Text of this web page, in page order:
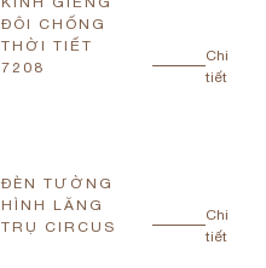
ĐÔI CHỐNG
THỜI TIẾT
7208
Chi
tiết
ĐÈN TƯỜNG
HÌNH LĂNG
TRỤ CIRCUS
Chi
tiết